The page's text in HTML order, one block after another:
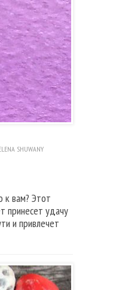
SHUWANY
к вам? Этот
принесет удачу
и привлечет